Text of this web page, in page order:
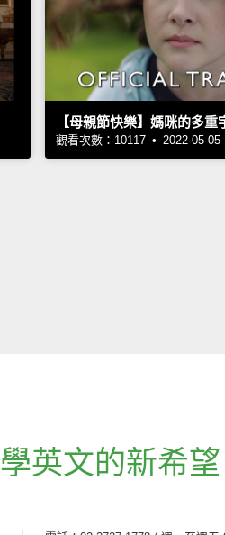
【母親節快樂】媽咪的多重
觀看次數：10117 • 2022-05-05
學英文的新希望